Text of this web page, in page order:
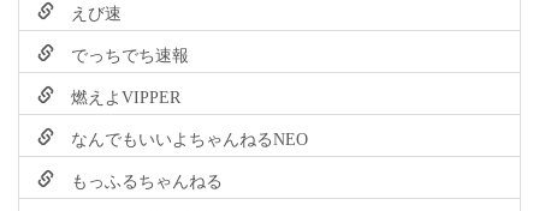
えび速
でっちでち速報
燃えよVIPPER
なんでもいいよちゃんねるNEO
もっふるちゃんねる